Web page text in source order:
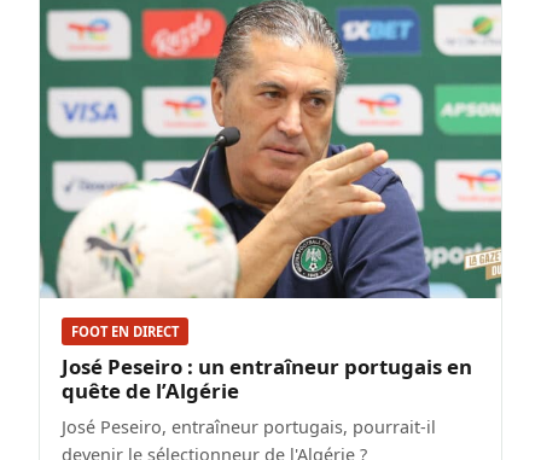
FOOT EN DIRECT
José Peseiro : un entraîneur portugais en
quête de l’Algérie
José Peseiro, entraîneur portugais, pourrait-il
devenir le sélectionneur de l'Algérie ?